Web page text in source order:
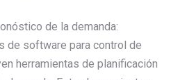
de la demanda:
de software para control de
herramientas de planificación